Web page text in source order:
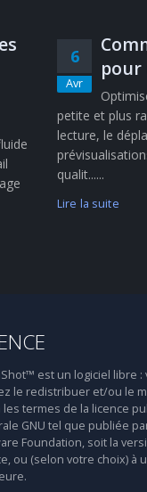
6
Avr
pour
petite et plus
lecture, le
qualit......
Lire la suite
est un logiciel libre :
le redistribuer et/ou le
les termes de la licence
GNU tel que publiée
Foundation, soit la
ou (selon votre choix) à